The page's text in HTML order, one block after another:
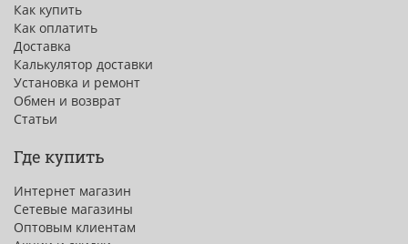
Как купить
Как оплатить
Доставка
Калькулятор доставки
Установка и ремонт
Обмен и возврат
Статьи
Где купить
Интернет магазин
Сетевые магазины
Оптовым клиентам